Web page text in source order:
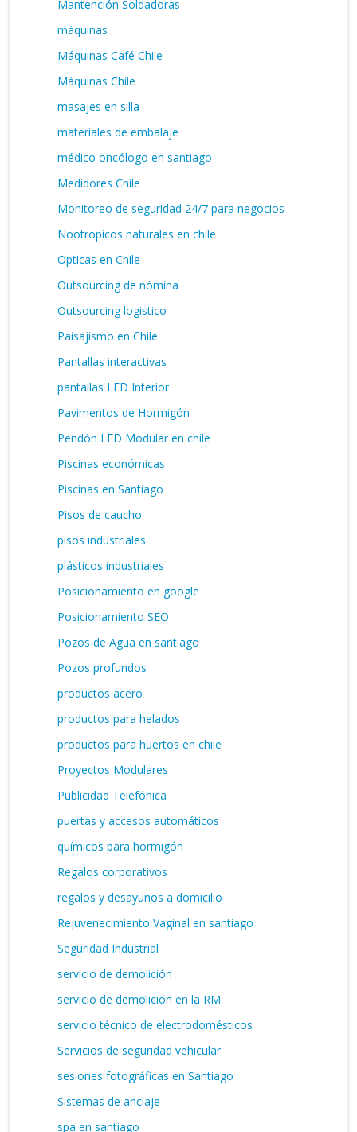
Mantención Soldadoras
máquinas
Máquinas Café Chile
Máquinas Chile
masajes en silla
materiales de embalaje
médico oncólogo en santiago
Medidores Chile
Monitoreo de seguridad 24/7 para negocios
Nootropicos naturales en chile
Opticas en Chile
Outsourcing de nómina
Outsourcing logistico
Paisajismo en Chile
Pantallas interactivas
pantallas LED Interior
Pavimentos de Hormigón
Pendón LED Modular en chile
Piscinas económicas
Piscinas en Santiago
Pisos de caucho
pisos industriales
plásticos industriales
Posicionamiento en google
Posicionamiento SEO
Pozos de Agua en santiago
Pozos profundos
productos acero
productos para helados
productos para huertos en chile
Proyectos Modulares
Publicidad Telefónica
puertas y accesos automáticos
químicos para hormigón
Regalos corporativos
regalos y desayunos a domicilio
Rejuvenecimiento Vaginal en santiago
Seguridad Industrial
servicio de demolición
servicio de demolición en la RM
servicio técnico de electrodomésticos
Servicios de seguridad vehicular
sesiones fotográficas en Santiago
Sistemas de anclaje
spa en santiago